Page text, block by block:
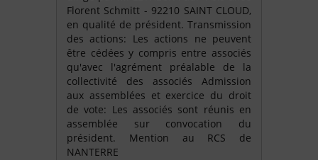
Florent Schmitt - 92210 SAINT CLOUD,
en qualité de président. Transmission
des actions: Les actions ne peuvent
être cédées y compris entre associés
qu'avec l'agrément préalable de la
collectivité des associés Admission
aux assemblées et exercice du droit
de vote: Les associés sont réunis en
assemblée sur convocation du
président. Mention au RCS de
NANTERRE